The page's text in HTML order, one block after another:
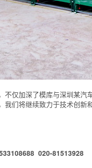
不仅加深了模库与深圳某
我们将继续致力于技术创
020-81513928